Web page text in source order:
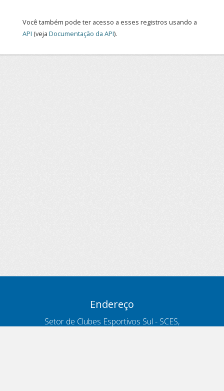
Você também pode ter acesso a esses registros usando a
API (veja Documentação da API).
Endereço
Setor de Clubes Esportivos Sul - SCES,